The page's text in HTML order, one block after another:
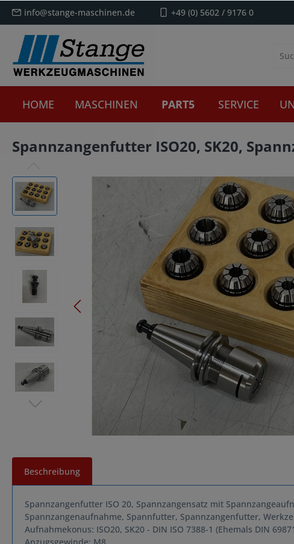
info@stange-maschinen.de +49 (0) 5602 / 9176 0
HOME MASCHINEN PART5 SERVICE
Spannzangenfutter ISO20, SK20,
Beschreibung
Spannzangenfutter ISO 20, Spannzangensatz mit
Spannzangenaufnahme, Spannfutter, Spannzangenfutter,
Aufnahmekonus: ISO20, SK20 - DIN ISO 7388-1 (Ehemals DIN